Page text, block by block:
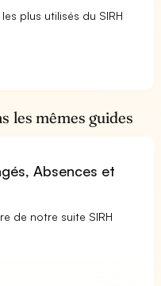
plus utilisés du SIRH
les mêmes guides
Absences et
de notre suite SIRH